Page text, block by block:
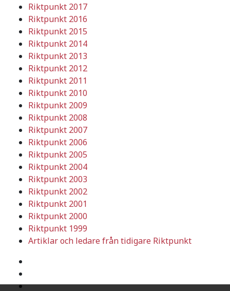
Riktpunkt 2017
Riktpunkt 2016
Riktpunkt 2015
Riktpunkt 2014
Riktpunkt 2013
Riktpunkt 2012
Riktpunkt 2011
Riktpunkt 2010
Riktpunkt 2009
Riktpunkt 2008
Riktpunkt 2007
Riktpunkt 2006
Riktpunkt 2005
Riktpunkt 2004
Riktpunkt 2003
Riktpunkt 2002
Riktpunkt 2001
Riktpunkt 2000
Riktpunkt 1999
Artiklar och ledare från tidigare Riktpunkt